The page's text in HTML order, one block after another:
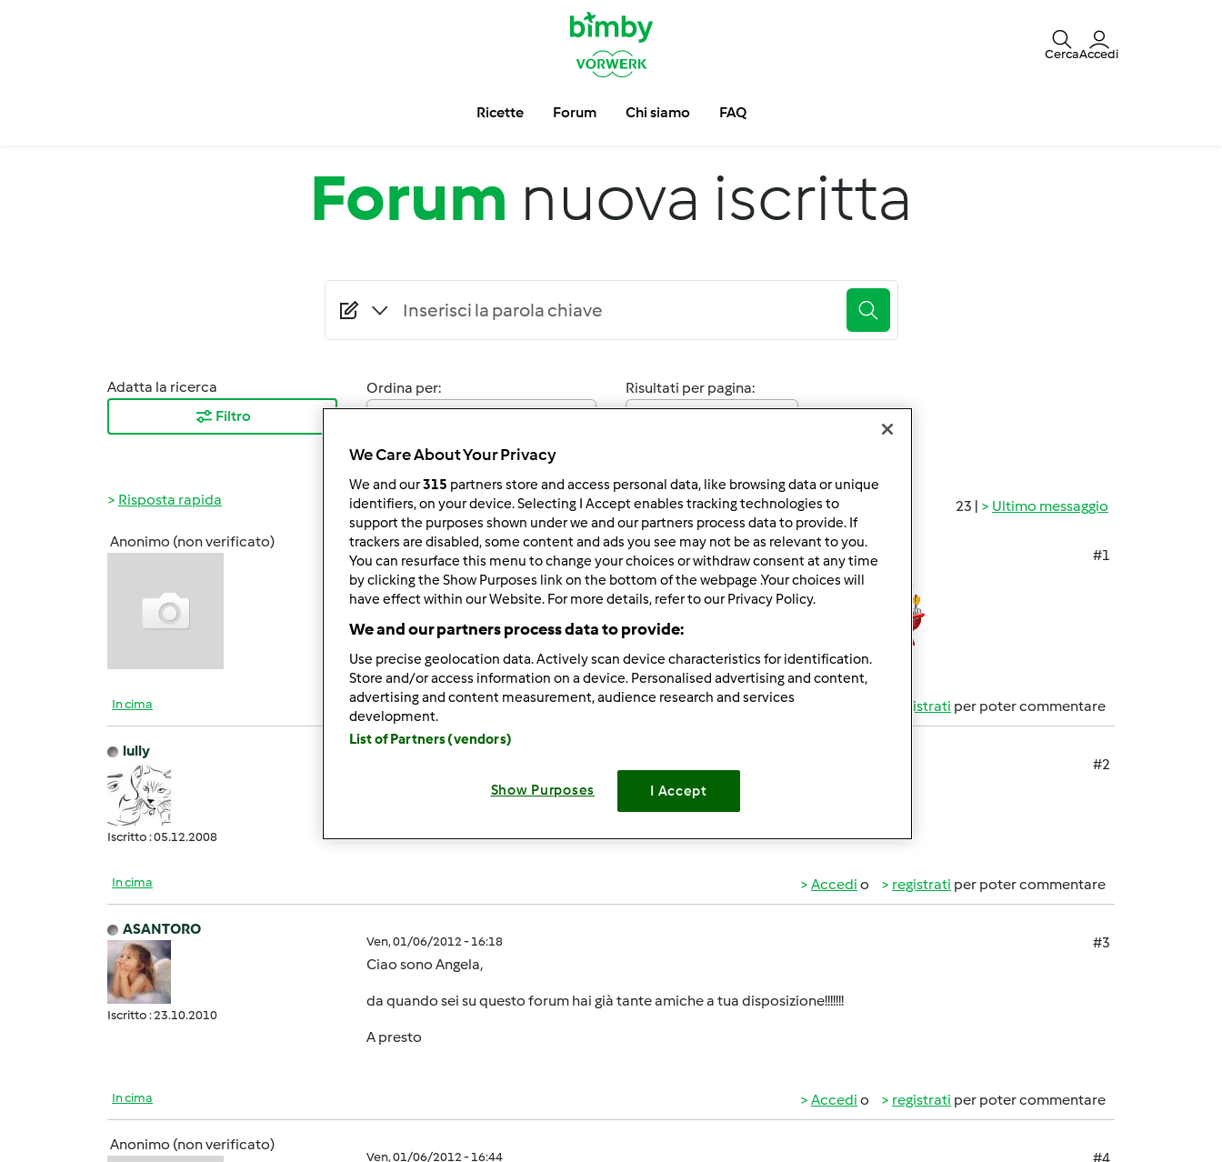
CercaAccedi
Ricette Forum Chi siamo FAQ
Forum nuova iscritta
Adatta la ricerca
Filtro
Ordina per:
Risultati per pagina:
23 | Ultimo messaggio
Risposta rapida
Anonimo (non verificato)
Ven, 01/06/2012 - 15:53 #1
Ciao! Ho il bimby da dieci giorni e spero di fare nuove amicizie...gastronomiche!
In cima registrati per poter commentare
lully
Iscritto : 05.12.2008
#2
ciao mandorla, benvenuta in questo magico forum!!!
In cima Accedi o registrati per poter commentare
ASANTORO
Iscritto : 23.10.2010
Ven, 01/06/2012 - 16:18
#3
Ciao sono Angela,
da quando sei su questo forum hai già tante amiche a tua disposizione!!!!!!!
A presto
In cima Accedi o registrati per poter commentare
Anonimo (non verificato)
Ven, 01/06/2012 - 16:44 #4
We Care About Your Privacy
We and our315 partners store and access personal data, like browsing data or unique
identifiers, on your device. Selecting I Accept enables tracking technologies to
support the purposes shown under we and our partners process data to provide. If
trackers are disabled, some content and ads you see may not be as relevant to you.
You can resurface this menu to change your choices or withdraw consent at any time
by clicking the Show Purposes link on the bottom of the webpage .Your choices will
have effect within our Website. For more details, refer to our Privacy Policy.
We and our partners process data to provide:
Use precise geolocation data. Actively scan device characteristics for identification.
Store and/or access information on a device. Personalised advertising and content,
advertising and content measurement, audience research and services
development.
List of Partners (vendors)
Show Purposes I Accept